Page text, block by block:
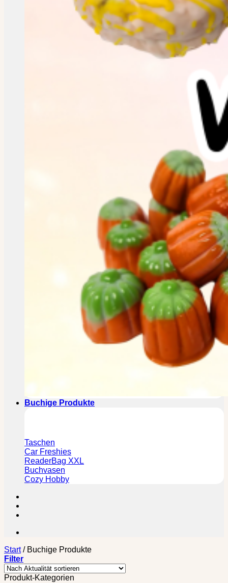
Buchige Produkte
Taschen
Car Freshies
ReaderBag XXL
Buchvasen
Cozy Hobby
Start /Buchige Produkte
Filter
Produkt-Kategorien